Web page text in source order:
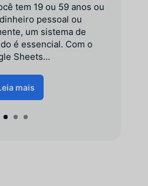
tem 19 ou 59 anos ou
pessoal ou
um sistema de
é essencial. Com o
Sheets...
mais